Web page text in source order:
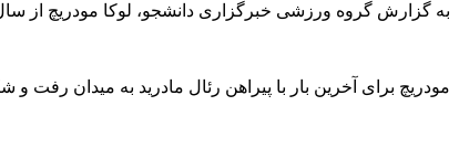
به گزارش گروه ورزشی خبرگزاری دانشجو، لوکا مودریچ از سال ۲۰۱۲ در رئال مادرید بازی می کند و همواره از بازیکنان تاثیر گذار و کلیدی این تیم بوده
مودریچ برای آخرین بار با پیراهن رئال مادرید به میدان